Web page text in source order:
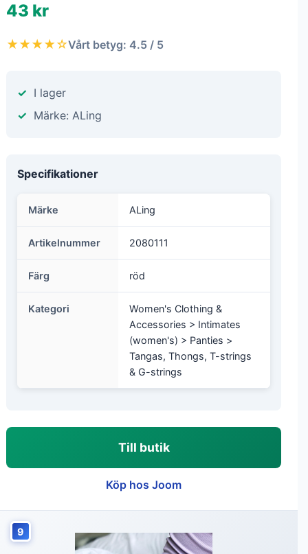
43 kr
★★★★☆Vårt betyg: 4.5 / 5
I lager
Märke: ALing
Specifikationer
Märke ALing
Artikelnummer 2080111
Färg röd
Kategori
Women's Clothing &
Accessories > Intimates
(women's) > Panties >
Tangas, Thongs, T-strings
& G-strings
Till butik
Köp hos Joom
9